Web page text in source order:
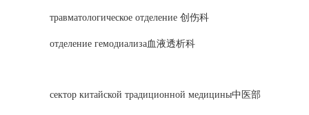
травматологическое отделение 创伤科
отделение гемодиализа血液透析科
сектор китайской традиционной медицины中医部